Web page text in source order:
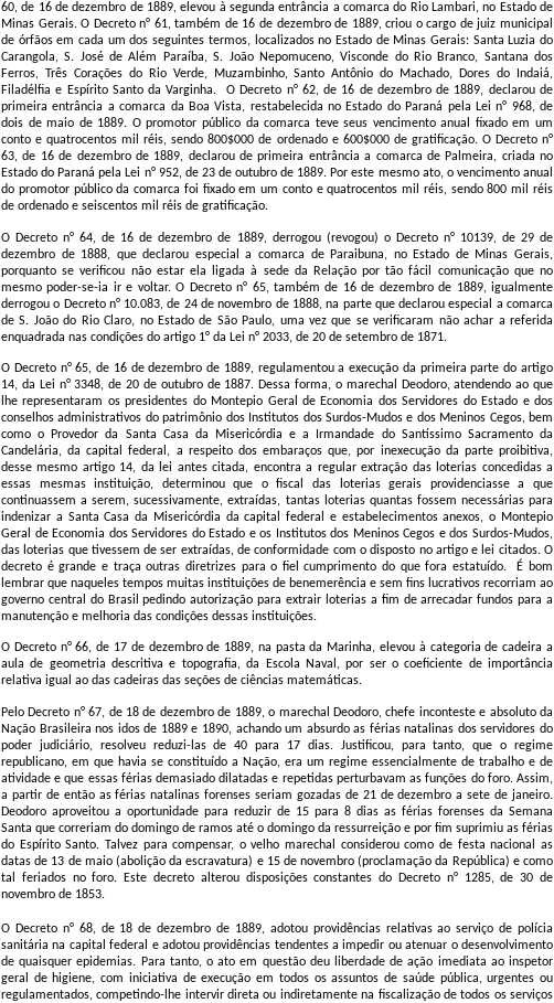
60, de 16 de dezembro de 1889, elevou à segunda entrância a comarca do Rio Lambari, no Estado de
Minas Gerais. O Decreto n° 61, também de 16 de dezembro de 1889, criou o cargo de juiz municipal
de órfãos em cada um dos seguintes termos, localizados no Estado de Minas Gerais: Santa Luzia do
Carangola, S. José de Além Paraíba, S. João Nepomuceno, Visconde do Rio Branco, Santana dos
Ferros, Três Corações do Rio Verde, Muzambinho, Santo Antônio do Machado, Dores do Indaiá,
Filadélfia e Espírito Santo da Varginha.
O Decreto n° 62, de 16 de dezembro de 1889, declarou de
primeira entrância a comarca da Boa Vista, restabelecida no Estado do Paraná pela Lei n° 968, de
dois de maio de 1889. O promotor público da comarca teve seus vencimento anual fixado em um
conto e quatrocentos mil réis, sendo 800$000 de ordenado e 600$000 de gratificação. O Decreto n°
63, de 16 de dezembro de 1889, declarou de primeira entrância a comarca de Palmeira, criada no
Estado do Paraná pela Lei n° 952, de 23 de outubro de 1889. Por este mesmo ato, o vencimento anual
do promotor público da comarca foi fixado em um conto e quatrocentos mil réis, sendo 800 mil réis
de ordenado e seiscentos mil réis de gratificação.
O Decreto n° 64, de 16 de dezembro de 1889, derrogou (revogou) o Decreto n° 10139, de 29 de
dezembro de 1888, que declarou especial a comarca de Paraibuna, no Estado de Minas Gerais,
porquanto se verificou não estar ela ligada à sede da Relação por tão fácil comunicação que no
mesmo poder-se-ia ir e voltar. O Decreto n° 65, também de 16 de dezembro de 1889, igualmente
derrogou o Decreto n° 10.083, de 24 de novembro de 1888, na parte que declarou especial a comarca
de S. João do Rio Claro, no Estado de São Paulo, uma vez que se verificaram não achar a referida
enquadrada nas condições do artigo 1° da Lei n° 2033, de 20 de setembro de 1871.
O Decreto n° 65, de 16 de dezembro de 1889, regulamentou a execução da primeira parte do artigo
14, da Lei n° 3348, de 20 de outubro de 1887. Dessa forma, o marechal Deodoro, atendendo ao que
lhe representaram os presidentes do Montepio Geral de Economia dos Servidores do Estado e dos
conselhos administrativos do patrimônio dos Institutos dos Surdos-Mudos e dos Meninos Cegos, bem
como o Provedor da Santa Casa da Misericórdia e a Irmandade do Santíssimo Sacramento da
Candelária, da capital federal, a respeito dos embaraços que, por inexecução da parte proibitiva,
desse mesmo artigo 14, da lei antes citada, encontra a regular extração das loterias concedidas a
essas mesmas instituição, determinou que o fiscal das loterias gerais providenciasse a que
continuassem a serem, sucessivamente, extraídas, tantas loterias quantas fossem necessárias para
indenizar a Santa Casa da Misericórdia da capital federal e estabelecimentos anexos, o Montepio
Geral de Economia dos Servidores do Estado e os Institutos dos Meninos Cegos e dos Surdos-Mudos,
das loterias que tivessem de ser extraídas, de conformidade com o disposto no artigo e lei citados. O
decreto é grande e traça outras diretrizes para o fiel cumprimento do que fora estatuído.
É bom
lembrar que naqueles tempos muitas instituições de benemerência e sem fins lucrativos recorriam ao
governo central do Brasil pedindo autorização para extrair loterias a fim de arrecadar fundos para a
manutenção e melhoria das condições dessas instituições.
O Decreto n° 66, de 17 de dezembro de 1889, na pasta da Marinha, elevou à categoria de cadeira a
aula de geometria descritiva e topografia, da Escola Naval, por ser o coeficiente de importância
relativa igual ao das cadeiras das seções de ciências matemáticas.
Pelo Decreto n° 67, de 18 de dezembro de 1889, o marechal Deodoro, chefe inconteste e absoluto da
Nação Brasileira nos idos de 1889 e 1890, achando um absurdo as férias natalinas dos servidores do
poder judiciário, resolveu reduzi-las de 40 para 17 dias. Justificou, para tanto, que o regime
republicano, em que havia se constituído a Nação, era um regime essencialmente de trabalho e de
atividade e que essas férias demasiado dilatadas e repetidas perturbavam as funções do foro. Assim,
a partir de então as férias natalinas forenses seriam gozadas de 21 de dezembro a sete de janeiro.
Deodoro aproveitou a oportunidade para reduzir de 15 para 8 dias as férias forenses da Semana
Santa que correriam do domingo de ramos até o domingo da ressurreição e por fim suprimiu as férias
do Espírito Santo. Talvez para compensar, o velho marechal considerou como de festa nacional as
datas de 13 de maio (abolição da escravatura) e 15 de novembro (proclamação da República) e como
tal feriados no foro. Este decreto alterou disposições constantes do Decreto n° 1285, de 30 de
novembro de 1853.
O Decreto n° 68, de 18 de dezembro de 1889, adotou providências relativas ao serviço de polícia
sanitária na capital federal e adotou providências tendentes a impedir ou atenuar o desenvolvimento
de quaisquer epidemias. Para tanto, o ato em questão deu liberdade de ação imediata ao inspetor
geral de higiene, com iniciativa de execução em todos os assuntos de saúde pública, urgentes ou
regulamentados, competindo-lhe intervir direta ou indiretamente na fiscalização de todos os serviços